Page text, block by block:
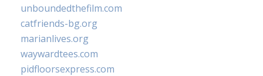
unboundedthefilm.com
catfriends-bg.org
marianlives.org
waywardtees.com
pidfloorsexpress.com